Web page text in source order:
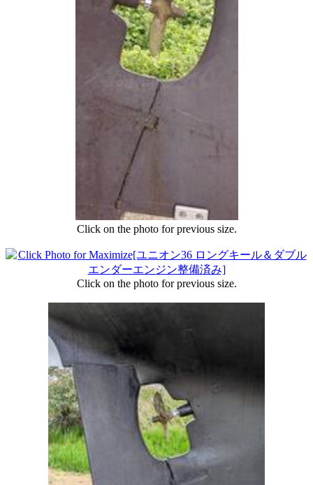
Click on the photo for previous size.
Click on the photo for previous size.